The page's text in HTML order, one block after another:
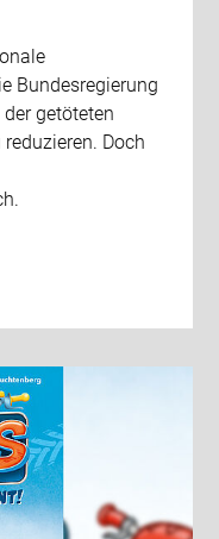
Bundesregierung
getöteten
Doch